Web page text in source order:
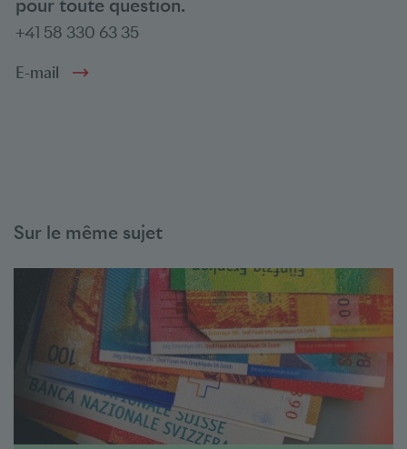
pour toute question.
+41 58 330 63 35
E-mail
Sur le même sujet